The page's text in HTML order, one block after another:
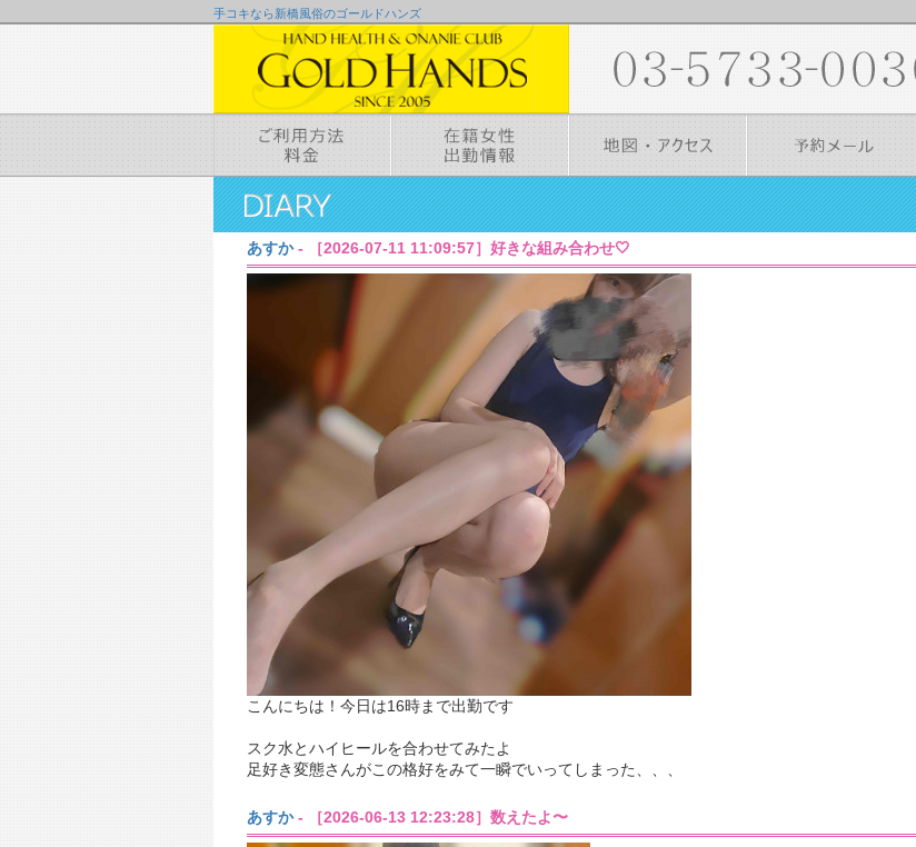
手コキなら新橋風俗のゴールドハンズ
あすか- ［2026-07-11 11:09:57］好きな組み合わせ🤍
こんにちは！今日は16時まで出勤です
スク水とハイヒールを合わせてみたよ
足好き変態さんがこの格好をみて一瞬でいってしまった、、、
あすか- ［2026-06-13 12:23:28］数えたよ〜